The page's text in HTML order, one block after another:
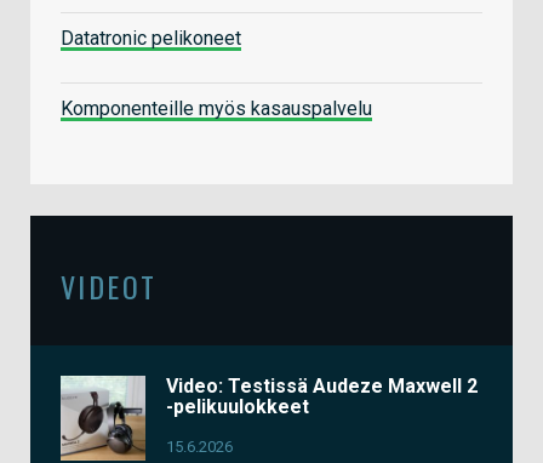
Datatronic pelikoneet
Komponenteille myös kasauspalvelu
VIDEOT
Video: Testissä Audeze Maxwell 2
-pelikuulokkeet
15.6.2026